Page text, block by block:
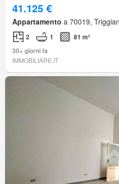
41.125 €
Appartamento a 70019,
2 1
81 m²
30+ giorni fa
IMMOBILIARE.IT